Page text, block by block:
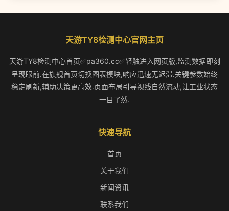
天游TY8检测中心官网主页
天游TY8检测中心首页✅pa360.cc✅轻触进入网页版,监测数据即刻
呈现眼前.在旗舰首页切换图表模块,响应迅速无迟滞.关键参数始终
稳定刷新,辅助决策更高效.页面布局引导视线自然流动,让工业状态
一目了然.
快速导航
首页
关于我们
新闻资讯
联系我们